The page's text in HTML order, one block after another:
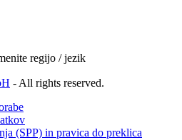
regijo / jezik
- All rights reserved.
(SPP) in pravica do preklica